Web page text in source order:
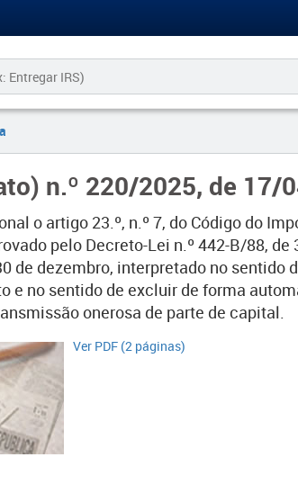
n.º 220/2025, de 17/
o artigo 23.º, n.º 7, do Código do
pelo Decreto-Lei n.º 442-B/88, de
de dezembro, interpretado no sentido
e no sentido de excluir de forma
onerosa de parte de capital.
Ver PDF (2 páginas)​​